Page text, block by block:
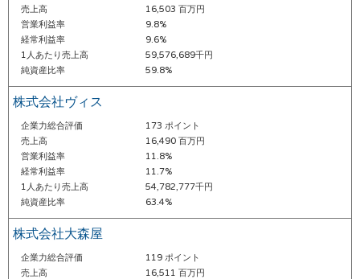
売上高
16,503 百万円
営業利益率
9.8%
経常利益率
9.6%
1人あたり売上高
59,576,689千円
純資産比率
59.8%
株式会社ヴィス
企業力総合評価
173 ポイント
売上高
16,490 百万円
営業利益率
11.8%
経常利益率
11.7%
1人あたり売上高
54,782,777千円
純資産比率
63.4%
株式会社大森屋
企業力総合評価
119 ポイント
売上高
16,511 百万円